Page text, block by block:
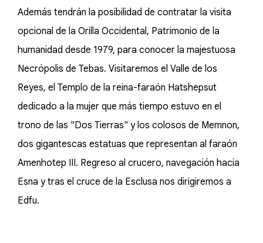
Además tendrán la posibilidad de contratar la visita
opcional de la Orilla Occidental, Patrimonio de la
humanidad desde 1979, para conocer la majestuosa
Necrópolis de Tebas. Visitaremos el Valle de los
Reyes, el Templo de la reina-faraón Hatshepsut
dedicado a la mujer que más tiempo estuvo en el
trono de las "Dos Tierras" y los colosos de Memnon,
dos gigantescas estatuas que representan al faraón
Amenhotep III. Regreso al crucero, navegación hacia
Esna y tras el cruce de la Esclusa nos dirigiremos a
Edfu.